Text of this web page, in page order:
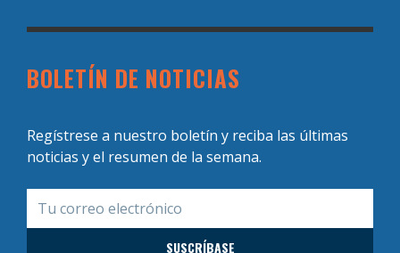
BOLETÍN DE NOTICIAS
Regístrese a nuestro boletín y reciba las últimas
noticias y el resumen de la semana.